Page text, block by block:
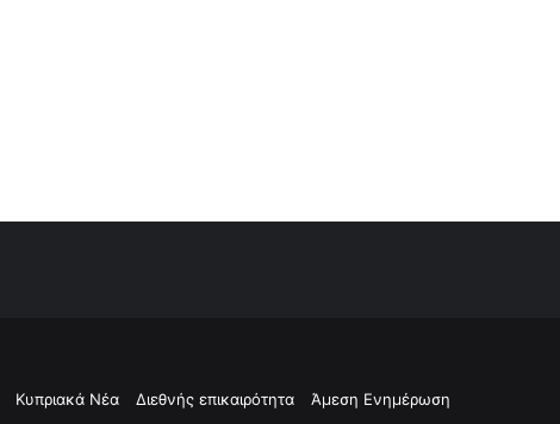
Κυπριακά Νέα Διεθνής επικαιρότητα Άμεση Ενημέρωση